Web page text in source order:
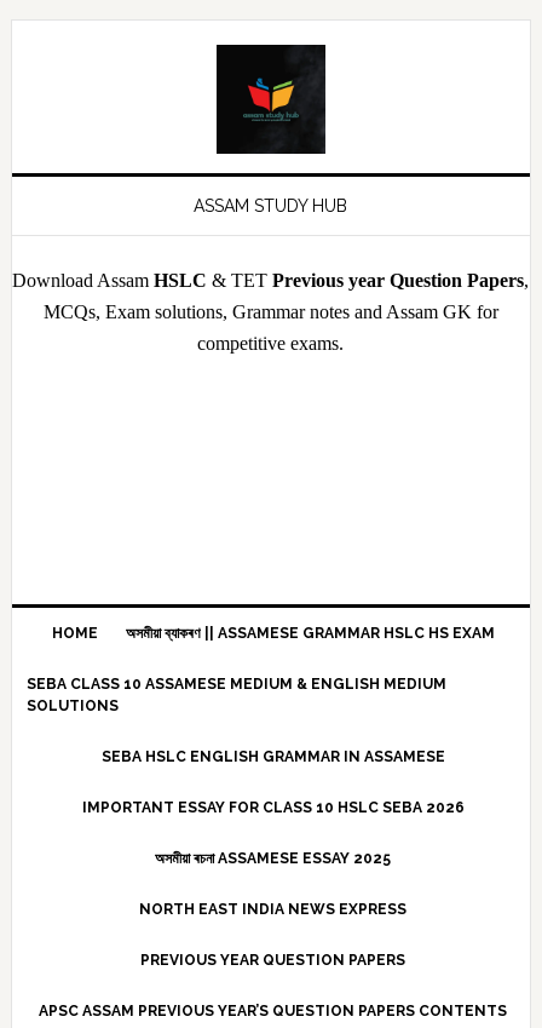
Skip
Skip
Skip
Skip
ASSAM STUDY HUB
Download AssamHSLC & TETPrevious year Question Papers,
MCQs, Exam solutions, Grammar notes and Assam GK for
competitive exams.
HOME অসমীয়া ব্যাকৰণ || ASSAMESE GRAMMAR HSLC HS EXAM
SEBA CLASS 10 ASSAMESE MEDIUM & ENGLISH MEDIUM
SOLUTIONS
SEBA HSLC ENGLISH GRAMMAR IN ASSAMESE
IMPORTANT ESSAY FOR CLASS 10 HSLC SEBA 2026
অসমীয়া ৰচনা ASSAMESE ESSAY 2025
NORTH EAST INDIA NEWS EXPRESS
PREVIOUS YEAR QUESTION PAPERS
APSC ASSAM PREVIOUS YEAR’S QUESTION PAPERS CONTENTS